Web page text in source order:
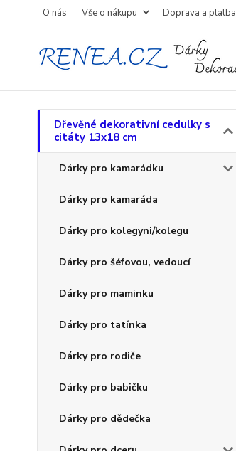
O nás Vše o nákupu Doprava a platba
Dřevěné dekorativní cedulky s
citáty 13x18 cm
Dárky pro kamarádku
Dárky pro kamaráda
Dárky pro kolegyni/kolegu
Dárky pro šéfovou, vedoucí
Dárky pro maminku
Dárky pro tatínka
Dárky pro rodiče
Dárky pro babičku
Dárky pro dědečka